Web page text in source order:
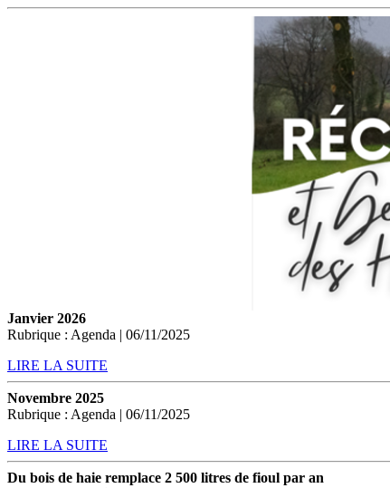
Janvier 2026
Rubrique : Agenda | 06/11/2025
LIRE LA SUITE
Novembre 2025
Rubrique : Agenda | 06/11/2025
LIRE LA SUITE
Du bois de haie remplace 2 500 litres de fioul par an